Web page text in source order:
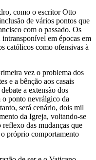
como o escritor Otto
de vários pontos que
com o passado. Os
em épocas em
católicos como ofensivas à
vez o problema dos
e a bênção aos casais
a extensão dos
o ponto nevrálgico da
será cenário, dois mil
da Igreja, voltando-se
das mudanças que
o próprio comportamento